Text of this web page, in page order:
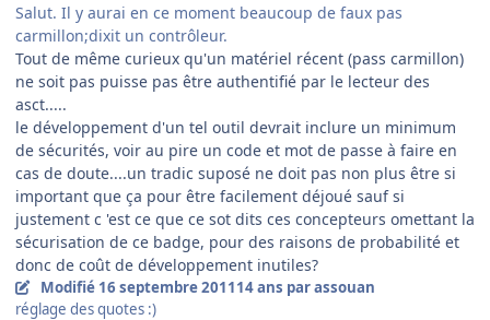
Salut. Il y aurai en ce moment beaucoup de faux pas
carmillon;dixit un contrôleur.
Tout de même curieux qu'un matériel récent (pass carmillon)
ne soit pas puisse pas être authentifié par le lecteur des
asct.....
le développement d'un tel outil devrait inclure un minimum
de sécurités, voir au pire un code et mot de passe à faire en
cas de doute....un tradic suposé ne doit pas non plus être si
important que ça pour être facilement déjoué sauf si
justement c 'est ce que ce sot dits ces concepteurs omettant la
sécurisation de ce badge, pour des raisons de probabilité et
donc de coût de développement inutiles?
Modifié 16 septembre 201114 ans par assouan
réglage des quotes :)